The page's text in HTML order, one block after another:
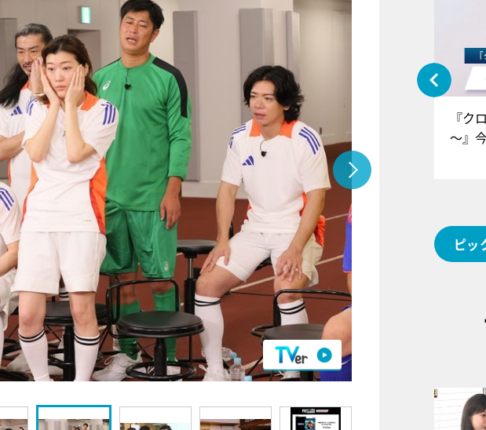
『アイ＝ラブ！げーみんぐ』＝LOV
E齋藤樹愛羅＆佐々木舞香SPインタ
ビュー
『ク
～』
ピッ